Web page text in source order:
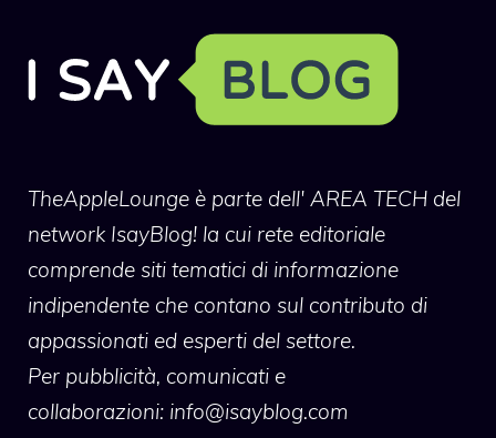
TheAppleLounge è parte dell' AREA TECH del
network IsayBlog! la cui rete editoriale
comprende siti tematici di informazione
indipendente che contano sul contributo di
appassionati ed esperti del settore.
Per pubblicità, comunicati e
collaborazioni: info@isayblog.com